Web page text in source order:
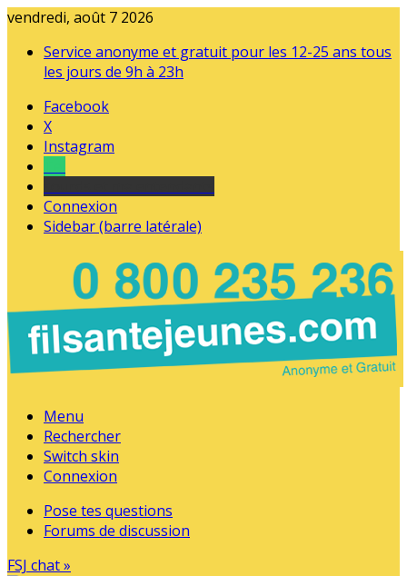
vendredi, août 7 2026
Service anonyme et gratuit pour les 12-25 ans tous
les jours de 9h à 23h
Facebook
X
Instagram
Connexion
Sidebar (barre latérale)
Menu
Rechercher
Switch skin
Connexion
Pose tes questions
Forums de discussion
FSJ chat »